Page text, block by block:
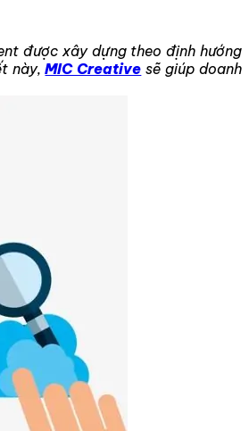
được xây dựng theo định hướng
này,MIC Creative sẽ giúp doanh